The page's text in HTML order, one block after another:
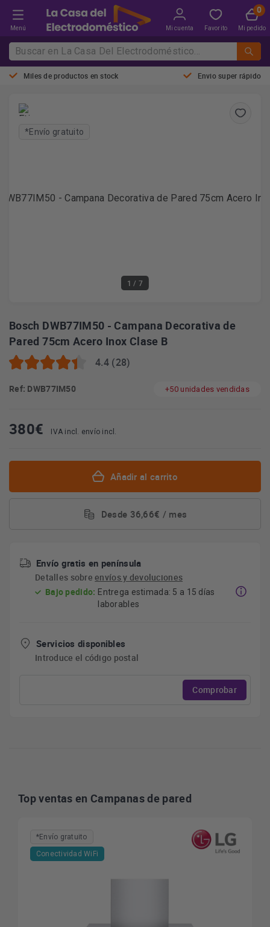
Menú Mi cuenta Favorito Mi pedido
Miles de productos en stock Envio super rápido
1 / 7
*Envío gratuito
Bosch DWB77IM50 - Campana Decorativa de
Pared 75cm Acero Inox Clase B
4.4 (28)
Ref: DWB77IM50 +50 unidades vendidas
380€ IVA incl. envío incl.
Añadir al carrito
Desde 36,66€ / mes
Envío gratis en península
Detalles sobreenvíos y devoluciones
Bajo pedido: Entrega estimada: 5 a 15 días
laborables
Servicios disponibles
Introduce el código postal
Comprobar
Top ventas en Campanas de pared
*Envío gratuito
Conectividad WiFi